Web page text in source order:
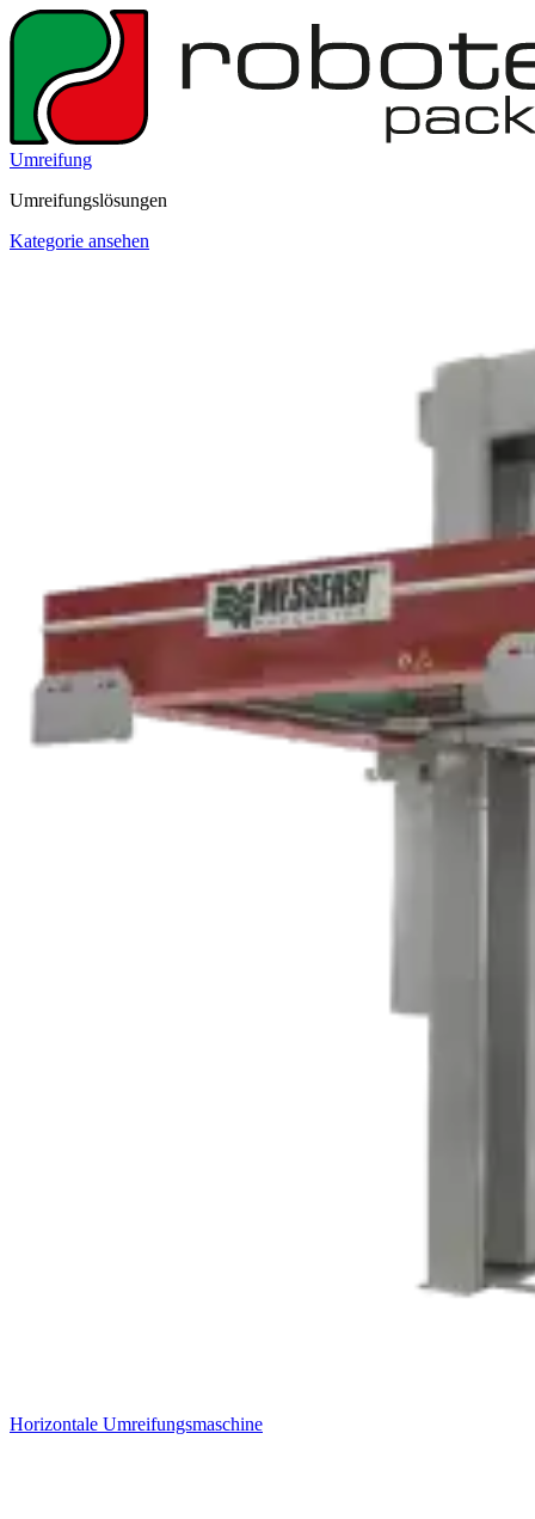
Umreifung
Umreifungslösungen
Kategorie ansehen
Horizontale Umreifungsmaschine